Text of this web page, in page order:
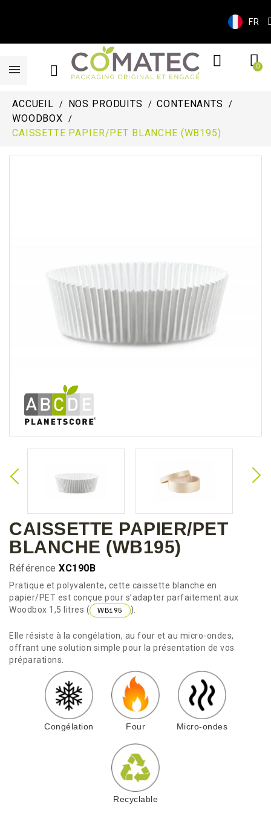
FR
ACCUEIL NOS PRODUITS
CONTENANTS
WOODBOX
CAISSETTE PAPIER/PET BLANCHE (WB195)
CAISSETTE PAPIER/PET
BLANCHE (WB195)
Référence XC190B
Pratique et polyvalente, cette caissette blanche en
papier/PET est conçue pour s’adapter parfaitement aux
Woodbox 1,5 litres (
WB195 ).
Elle résiste à la congélation, au four et au micro-ondes,
offrant une solution simple pour la présentation de vos
préparations.
Congélation Four Micro-ondes
Recyclable